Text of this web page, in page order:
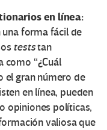
en línea:
una forma fácil de
teststan
como “¿Cuál
el gran número de
en línea, pueden
opiniones políticas,
valiosa que